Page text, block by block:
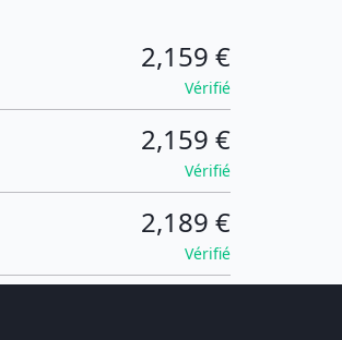
2,159 €
Vérifié
2,159 €
Vérifié
2,189 €
Vérifié